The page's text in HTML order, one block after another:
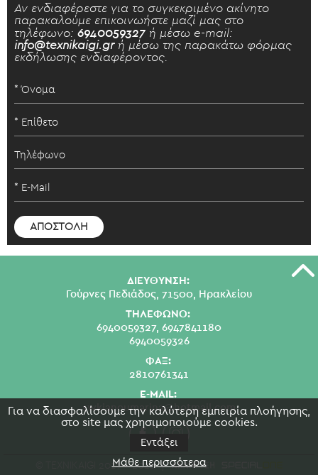
Για να διασφαλίσουμε την καλύτερη εμπειρία πλοήγησης,
στο site μας χρησιμοποιούμε cookies.
Εντάξει
Μάθε περισσότερα
Αν ενδιαφέρεστε για το συγκεκριμένο ακίνητο
παρακαλούμε επικοινωήστε μαζί μας στο
τηλέφωνο: 6940059327 ή μέσω e-mail:
info@texnikaigi.grή μέσω της παρακάτω φόρμας
εκδήλωσης ενδιαφέροντος.
ΔΙΕΥΘΥΝΣΗ:
Γούρνες Πεδιάδος, 71500, Ηρακλείου
ΤΗΛΕΦΩΝΟ:
6940059327, 6947841180
6940059326
ΦΑΞ:
2810761341
E-MAIL:
swkianoumarina@hotmail.com
© TEXNIKAIGI 2019 - 2026